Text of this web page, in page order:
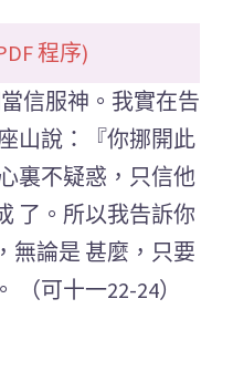
程序)
信服神。我實在告
山說：『你挪開此
裏不疑惑，只信他
了。所以我告訴你
無論是 甚麼，只要
（可十一22-24）